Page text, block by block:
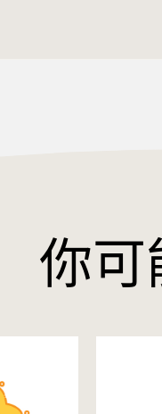
你可